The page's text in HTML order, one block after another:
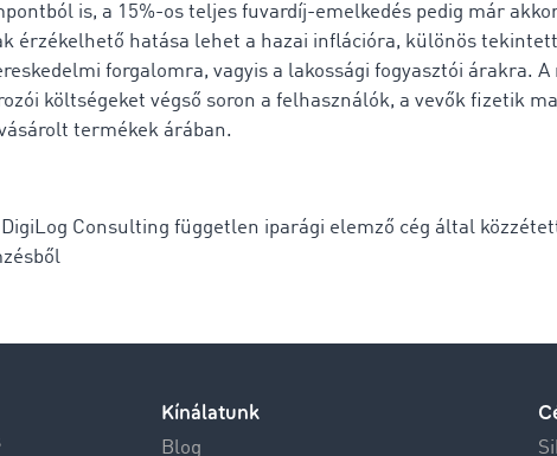
is, a 15%-os teljes fuvardíj-emelkedés pedig már
érzékelhető hatása lehet a hazai inflációra, különös
forgalomra, vagyis a lakossági fogyasztói árakra. A
költségeket végső soron a felhasználók, a vevők fizetik
termékek árában.
Consulting független iparági elemző cég által
Kínálatunk
Blog